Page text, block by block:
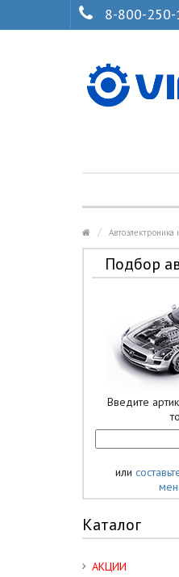
8-800-
Автоэлектроника
Подбор
Введите
или
Каталог
АКЦИИ